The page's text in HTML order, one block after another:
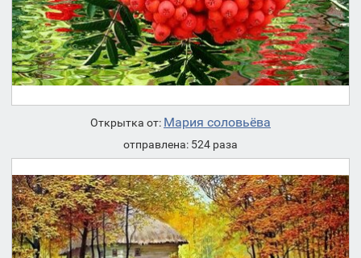
Открытка от: Мария соловьёва
отправлена: 524 раза